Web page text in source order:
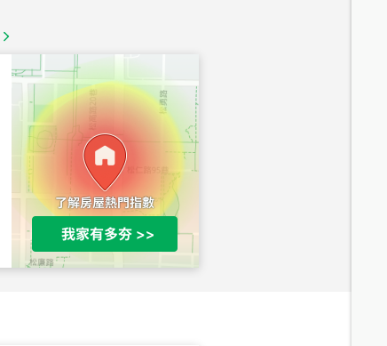
1,020萬
總價
490萬
總價
1,808萬